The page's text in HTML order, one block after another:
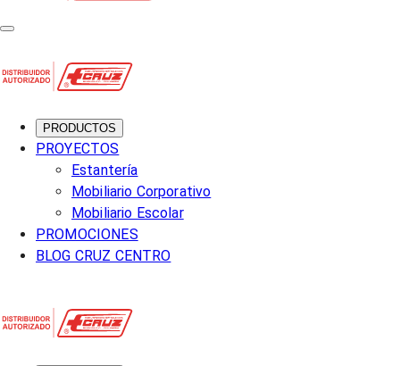
PRODUCTOS
PROYECTOS
Estantería
Mobiliario Corporativo
Mobiliario Escolar
PROMOCIONES
BLOG CRUZ CENTRO